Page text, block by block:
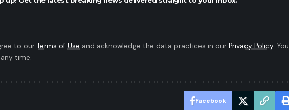
to our Terms of Use and acknowledge the data practices in our Privacy Policy. You
time.
Facebook